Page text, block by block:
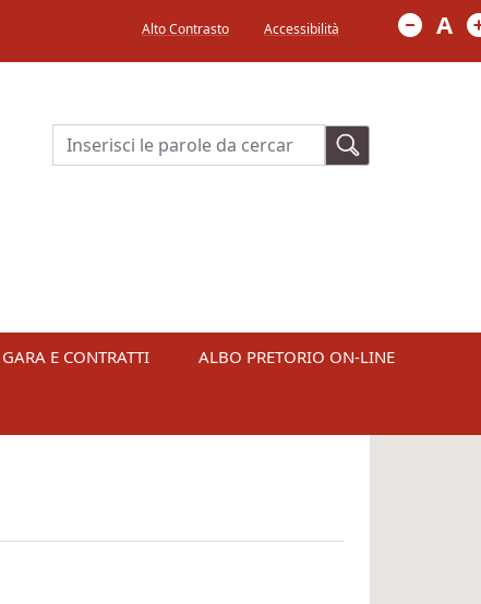
Menù in alto a destra
Alto Contrasto Accessibilità A
Cerca
E CONTRATTI ALBO PRETORIO ON-LINE